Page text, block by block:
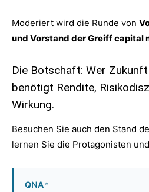
Moderiert wird die Runde von
und Vorstand der Greiff capital
Die Botschaft: Wer
benötigt Rendite,
Wirkung.
Besuchen Sie auch den Stand
lernen Sie die Protagonisten
QNA*